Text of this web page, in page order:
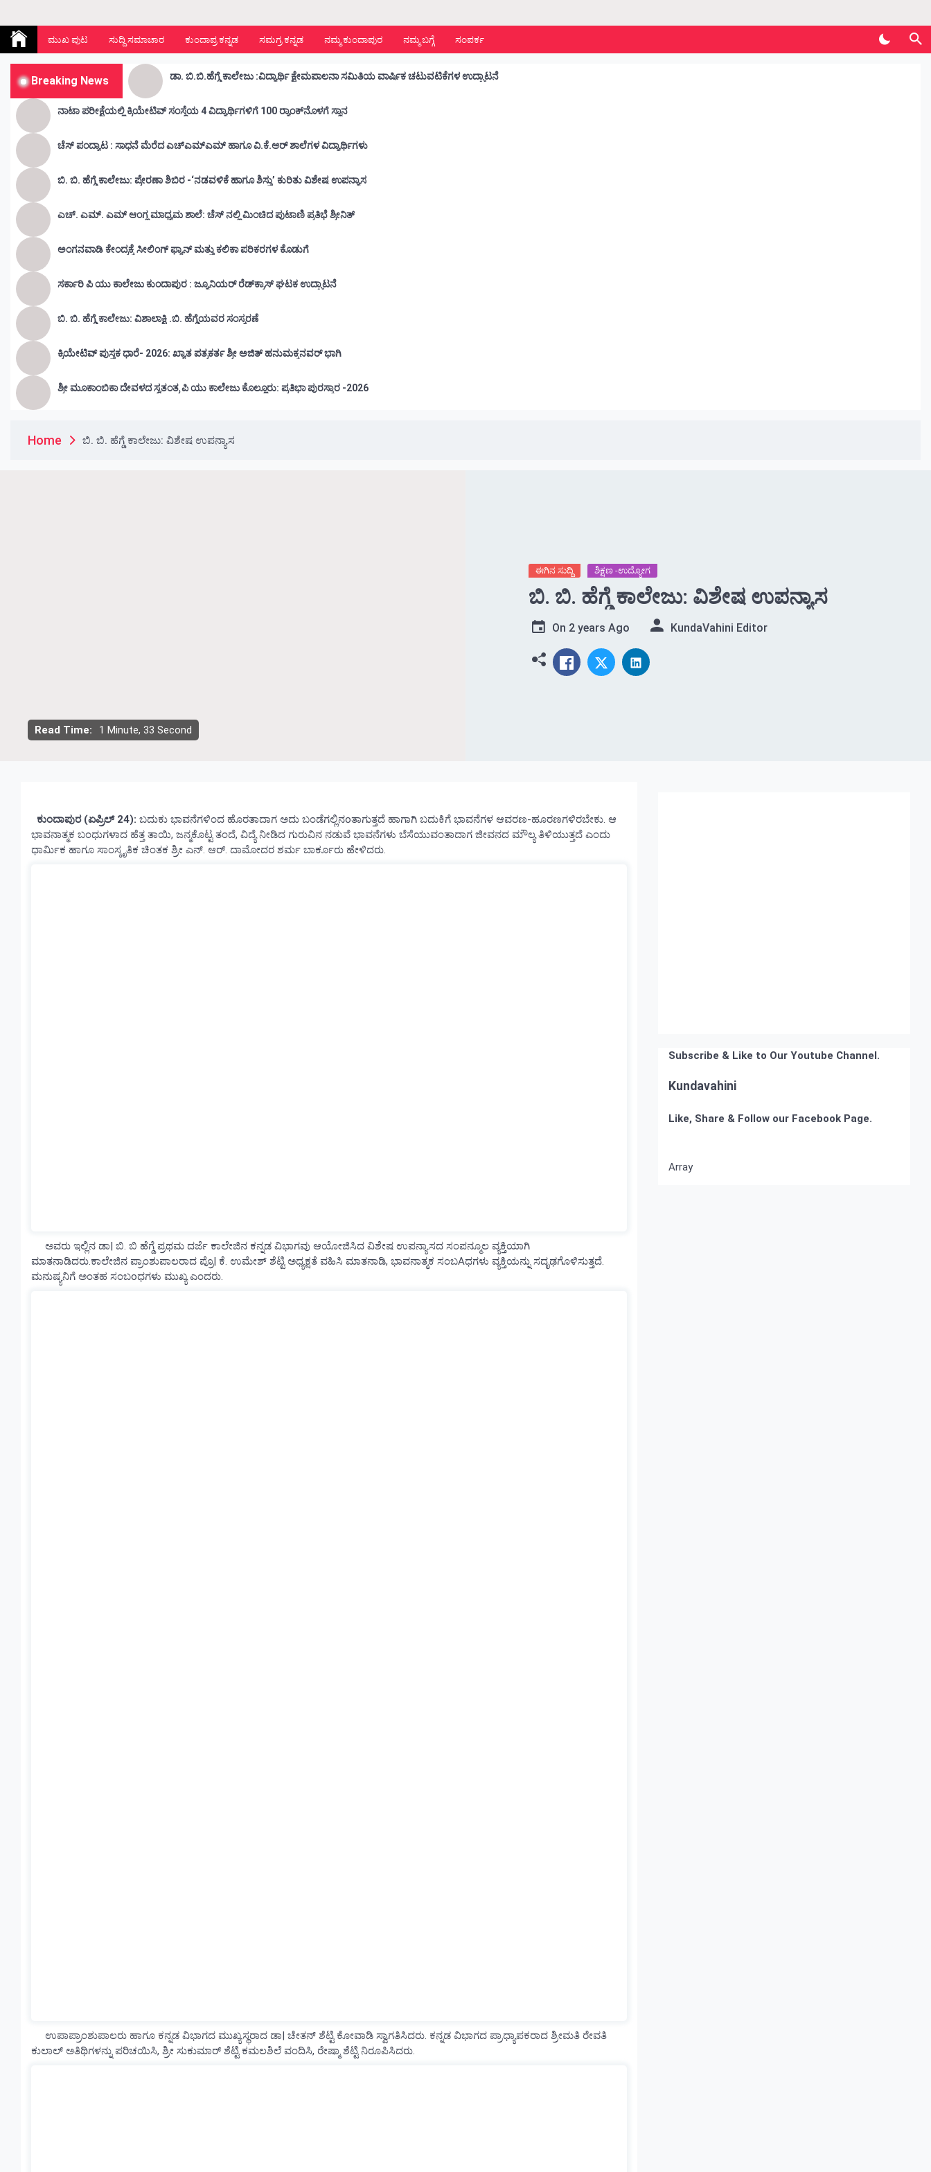
Kunda Vahini – ಕುಂದ ವಾಹಿನಿ
ಮುಖ ಪುಟ ಸುದ್ದಿ ಸಮಾಚಾರ ಕುಂದಾಪ್ರ ಕನ್ನಡ ಸಮಗ್ರ ಕನ್ನಡ ನಮ್ಮ ಕುಂದಾಪುರ ನಮ್ಮ ಬಗ್ಗೆ ಸಂಪರ್ಕ
Breaking News ಡಾ. ಬಿ.ಬಿ.ಹೆಗ್ಡೆ ಕಾಲೇಜು :ವಿದ್ಯಾರ್ಥಿ ಕ್ಷೇಮಪಾಲನಾ ಸಮಿತಿಯ ವಾರ್ಷಿಕ ಚಟುವಟಿಕೆಗಳ ಉದ್ಘಾಟನೆ
ನಾಟಾ ಪರೀಕ್ಷೆಯಲ್ಲಿ ಕ್ರಿಯೇಟಿವ್ ಸಂಸ್ಥೆಯ 4 ವಿದ್ಯಾರ್ಥಿಗಳಿಗೆ 100 ರ‍್ಯಾಂಕ್‌ನೊಳಗೆ ಸ್ಥಾನ
ಚೆಸ್ ಪಂದ್ಯಾಟ : ಸಾಧನೆ ಮೆರೆದ ಎಚ್ಎಮ್ಎಮ್ ಹಾಗೂ ವಿ.ಕೆ.ಆರ್ ಶಾಲೆಗಳ ವಿದ್ಯಾರ್ಥಿಗಳು
ಬಿ. ಬಿ. ಹೆಗ್ಡೆ ಕಾಲೇಜು: ಪ್ರೇರಣಾ ಶಿಬಿರ -‘ನಡವಳಿಕೆ ಹಾಗೂ ಶಿಸ್ತು’ ಕುರಿತು ವಿಶೇಷ ಉಪನ್ಯಾಸ
ಎಚ್. ಎಮ್. ಎಮ್ ಆಂಗ್ಲ ಮಾಧ್ಯಮ ಶಾಲೆ: ಚೆಸ್ ನಲ್ಲಿ ಮಿಂಚಿದ ಪುಟಾಣಿ ಪ್ರತಿಭೆ ಶ್ರೀನಿತ್
ಅಂಗನವಾಡಿ ಕೇಂದ್ರಕ್ಕೆ ಸೀಲಿಂಗ್ ಫ್ಯಾನ್ ಮತ್ತು ಕಲಿಕಾ ಪರಿಕರಗಳ ಕೊಡುಗೆ
ಸರ್ಕಾರಿ ಪಿ ಯು ಕಾಲೇಜು ಕುಂದಾಪುರ : ಜ್ಯೂನಿಯರ್‌ ರೆಡ್‌ಕ್ರಾಸ್‌ ಘಟಕ ಉದ್ಘಾಟನೆ
ಬಿ. ಬಿ. ಹೆಗ್ಡೆ ಕಾಲೇಜು: ವಿಶಾಲಾಕ್ಷಿ .ಬಿ. ಹೆಗ್ಡೆಯವರ ಸಂಸ್ಮರಣೆ
ಕ್ರಿಯೇಟಿವ್ ಪುಸ್ತಕ ಧಾರೆ- 2026: ಖ್ಯಾತ ಪತ್ರಕರ್ತ ಶ್ರೀ ಅಜಿತ್ ಹನುಮಕ್ಕನವರ್ ಭಾಗಿ
ಶ್ರೀ ಮೂಕಾಂಬಿಕಾ ದೇವಳದ ಸ್ವತಂತ್ರ ಪಿ ಯು ಕಾಲೇಜು ಕೊಲ್ಲೂರು: ಪ್ರತಿಭಾ ಪುರಸ್ಕಾರ -2026
Home ಬಿ. ಬಿ. ಹೆಗ್ಡೆ ಕಾಲೇಜು: ವಿಶೇಷ ಉಪನ್ಯಾಸ
Read Time: 1 Minute, 33 Second
ಈಗಿನ ಸುದ್ದಿ ಶಿಕ್ಷಣ -ಉದ್ಯೋಗ
ಬಿ. ಬಿ. ಹೆಗ್ಡೆ ಕಾಲೇಜು: ವಿಶೇಷ ಉಪನ್ಯಾಸ
On 2 years Ago KundaVahini Editor
ಕುಂದಾಪುರ (ಏಪ್ರಿಲ್ 24): ಬದುಕು ಭಾವನೆಗಳಿಂದ ಹೊರತಾದಾಗ ಅದು ಬಂಡೆಗಲ್ಲಿನoತಾಗುತ್ತದೆ ಹಾಗಾಗಿ ಬದುಕಿಗೆ ಭಾವನೆಗಳ ಆವರಣ-ಹೂರಣಗಳಿರಬೇಕು. ಆ
ಭಾವನಾತ್ಮಕ ಬಂಧುಗಳಾದ ಹೆತ್ತ ತಾಯಿ, ಜನ್ಮಕೊಟ್ಟ ತಂದೆ, ವಿದ್ಯೆ ನೀಡಿದ ಗುರುವಿನ ನಡುವೆ ಭಾವನೆಗಳು ಬೆಸೆಯುವಂತಾದಾಗ ಜೀವನದ ಮೌಲ್ಯ ತಿಳಿಯುತ್ತದೆ ಎಂದು
ಧಾರ್ಮಿಕ ಹಾಗೂ ಸಾಂಸ್ಕೃತಿಕ ಚಿಂತಕ ಶ್ರೀ ಎನ್. ಆರ್. ದಾಮೋದರ ಶರ್ಮ ಬಾರ್ಕೂರು ಹೇಳಿದರು.
ಅವರು ಇಲ್ಲಿನ ಡಾ| ಬಿ. ಬಿ ಹೆಗ್ಡೆ ಪ್ರಥಮ ದರ್ಜೆ ಕಾಲೇಜಿನ ಕನ್ನಡ ವಿಭಾಗವು ಆಯೋಜಿಸಿದ ವಿಶೇಷ ಉಪನ್ಯಾಸದ ಸಂಪನ್ಮೂಲ ವ್ಯಕ್ತಿಯಾಗಿ
ಮಾತನಾಡಿದರು.ಕಾಲೇಜಿನ ಪ್ರಾಂಶುಪಾಲರಾದ ಪ್ರೊ| ಕೆ. ಉಮೇಶ್ ಶೆಟ್ಟಿ ಅಧ್ಯಕ್ಷತೆ ವಹಿಸಿ ಮಾತನಾಡಿ, ಭಾವನಾತ್ಮಕ ಸಂಬAಧಗಳು ವ್ಯಕ್ತಿಯನ್ನು ಸದೃಢಗೊಳಿಸುತ್ತದೆ.
ಮನುಷ್ಯನಿಗೆ ಅಂತಹ ಸಂಬoಧಗಳು ಮುಖ್ಯ ಎಂದರು.
ಉಪಾಪ್ರಾಂಶುಪಾಲರು ಹಾಗೂ ಕನ್ನಡ ವಿಭಾಗದ ಮುಖ್ಯಸ್ಥರಾದ ಡಾ| ಚೇತನ್ ಶೆಟ್ಟಿ ಕೋವಾಡಿ ಸ್ವಾಗತಿಸಿದರು. ಕನ್ನಡ ವಿಭಾಗದ ಪ್ರಾಧ್ಯಾಪಕರಾದ ಶ್ರೀಮತಿ ರೇವತಿ
ಕುಲಾಲ್ ಅತಿಥಿಗಳನ್ನು ಪರಿಚಯಿಸಿ, ಶ್ರೀ ಸುಕುಮಾರ್ ಶೆಟ್ಟಿ ಕಮಲಶಿಲೆ ವಂದಿಸಿ, ರೇಷ್ಮಾ ಶೆಟ್ಟಿ ನಿರೂಪಿಸಿದರು.
Subscribe & Like to Our Youtube Channel.
Kundavahini
Like, Share & Follow our Facebook Page.
Array